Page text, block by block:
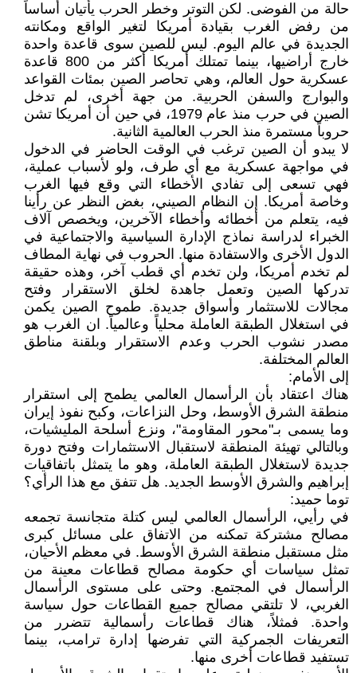
حالة من الفوضى. لكن التوتر وخطر الحرب يأتيان أساساً
من رفض الغرب بقيادة أمريكا لتغير الواقع ومكانته
الجديدة في عالم اليوم. ليس للصين سوى قاعدة واحدة
خارج أراضيها، بينما تمتلك أمريكا أكثر من 800 قاعدة
عسكرية حول العالم، وهي تحاصر الصين بمئات القواعد
والبوارج والسفن الحربية. من جهة أخرى، لم تدخل
الصين في حرب منذ عام 1979، في حين أن أمريكا تشن
حروباً مستمرة منذ الحرب العالمية الثانية.
لا يبدو أن الصين ترغب في الوقت الحاضر في الدخول
في مواجهة عسكرية مع أي طرف، ولو لأسباب عملية،
فهي تسعى إلى تفادي الأخطاء التي وقع فيها الغرب
وخاصة أمريكا. إن النظام الصيني، بغض النظر عن رأينا
فيه، يتعلم من أخطائه وأخطاء الآخرين، ويخصص آلاف
الخبراء لدراسة نماذج الإدارة السياسية والاجتماعية في
الدول الأخرى والاستفادة منها. الحروب في نهاية المطاف
لم تخدم أمريكا، ولن تخدم أي قطب آخر، وهذه حقيقة
تدركها الصين وتعمل جاهدة لخلق الاستقرار وفتح
مجالات للاستثمار وأسواق جديدة. طموح الصين يكمن
في استغلال الطبقة العاملة محلياً وعالمياً. ان الغرب هو
مصدر نشوب الحرب وعدم الاستقرار وبلقنة مناطق
العالم المختلفة.
إلى الأمام:
هناك اعتقاد بأن الرأسمال العالمي يطمح إلى استقرار
منطقة الشرق الأوسط، وحل النزاعات، وكبح نفوذ إيران
وما يسمى بـ"محور المقاومة"، ونزع أسلحة المليشيات،
وبالتالي تهيئة المنطقة لاستقبال الاستثمارات وفتح دورة
جديدة لاستغلال الطبقة العاملة، وهو ما يتمثل باتفاقيات
إبراهيم والشرق الأوسط الجديد. هل تتفق مع هذا الرأي؟
توما حميد:
في رأيي، الرأسمال العالمي ليس كتلة متجانسة تجمعه
مصالح مشتركة تمكنه من الاتفاق على مسائل كبرى
مثل مستقبل منطقة الشرق الأوسط. في معظم الأحيان،
تمثل سياسات أي حكومة مصالح قطاعات معينة من
الرأسمال في المجتمع. وحتى على مستوى الرأسمال
الغربي، لا تلتقي مصالح جميع القطاعات حول سياسة
واحدة. فمثلاً، هناك قطاعات رأسمالية تتضرر من
التعريفات الجمركية التي تفرضها إدارة ترامب، بينما
تستفيد قطاعات أخرى منها.